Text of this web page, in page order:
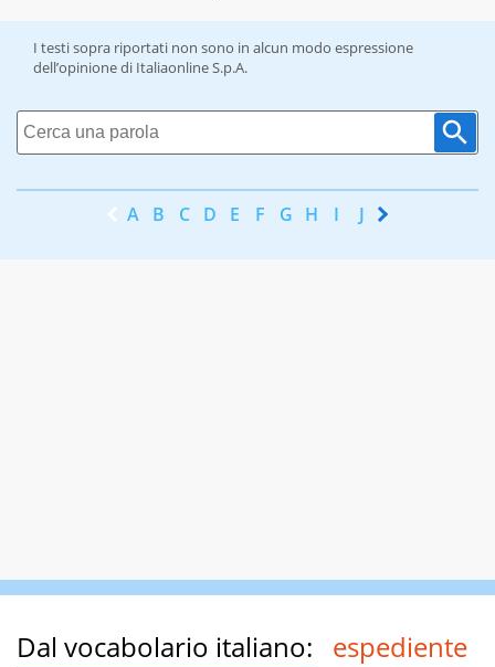
I testi sopra riportati non sono in alcun modo espressione
dell’opinione di Italiaonline S.p.A.
A B C D E F G H I J K
Dal vocabolario italiano: espediente